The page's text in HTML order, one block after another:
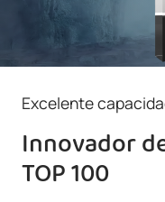
Excelente
Innovador
TOP 100